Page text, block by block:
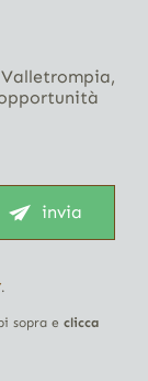
invia
.
sopra e clicca